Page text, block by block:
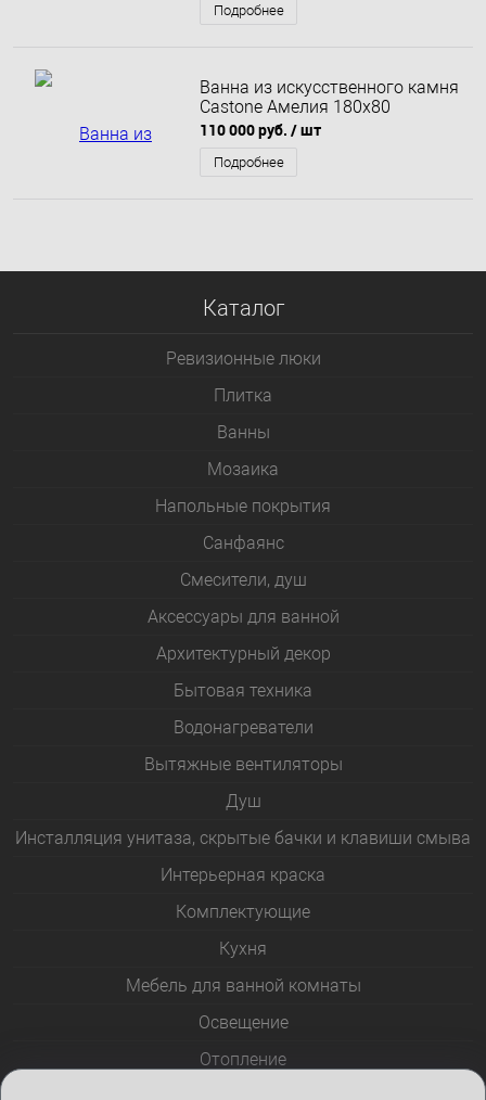
Подробнее
Ванна из искусственного камня
Castone Амелия 180x80
110 000 руб. / шт
Подробнее
Каталог
Ревизионные люки
Плитка
Bанны
Мозаика
Напольные покрытия
Санфаянс
Смесители, душ
Аксессуары для ванной
Архитектурный декор
Бытовая техника
Водонагреватели
Вытяжные вентиляторы
Душ
Инсталляция унитаза, скрытые бачки и клавиши смыва
Интерьерная краска
Комплектующие
Кухня
Мебель для ванной комнаты
Освещение
Отопление